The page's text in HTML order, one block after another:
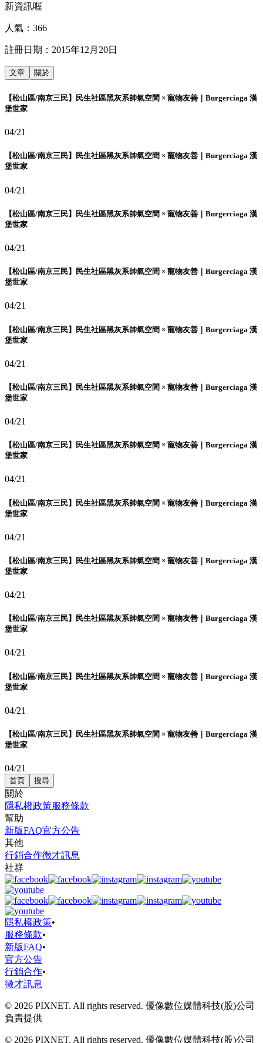
新資訊喔
人氣： 366
註冊日期： 2015年12月20日
文章 關於
【松山區/南京三民】民生社區黑灰系帥氣空間 × 寵物友善｜Burgerciaga 漢
堡世家
04/21
【松山區/南京三民】民生社區黑灰系帥氣空間 × 寵物友善｜Burgerciaga 漢
堡世家
04/21
【松山區/南京三民】民生社區黑灰系帥氣空間 × 寵物友善｜Burgerciaga 漢
堡世家
04/21
【松山區/南京三民】民生社區黑灰系帥氣空間 × 寵物友善｜Burgerciaga 漢
堡世家
04/21
【松山區/南京三民】民生社區黑灰系帥氣空間 × 寵物友善｜Burgerciaga 漢
堡世家
04/21
【松山區/南京三民】民生社區黑灰系帥氣空間 × 寵物友善｜Burgerciaga 漢
堡世家
04/21
【松山區/南京三民】民生社區黑灰系帥氣空間 × 寵物友善｜Burgerciaga 漢
堡世家
04/21
【松山區/南京三民】民生社區黑灰系帥氣空間 × 寵物友善｜Burgerciaga 漢
堡世家
04/21
【松山區/南京三民】民生社區黑灰系帥氣空間 × 寵物友善｜Burgerciaga 漢
堡世家
04/21
【松山區/南京三民】民生社區黑灰系帥氣空間 × 寵物友善｜Burgerciaga 漢
堡世家
04/21
【松山區/南京三民】民生社區黑灰系帥氣空間 × 寵物友善｜Burgerciaga 漢
堡世家
04/21
【松山區/南京三民】民生社區黑灰系帥氣空間 × 寵物友善｜Burgerciaga 漢
堡世家
04/21
首頁 搜尋
關於
隱私權政策服務條款
幫助
新版FAQ官方公告
其他
行銷合作徵才訊息
社群
隱私權政策•
服務條款•
新版FAQ•
官方公告
行銷合作•
徵才訊息
© 2026 PIXNET. All rights reserved. 優像數位媒體科技(股)公司
負責提供
© 2026 PIXNET. All rights reserved. 優像數位媒體科技(股)公司